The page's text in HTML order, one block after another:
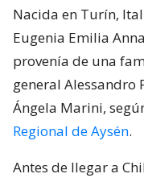
Nacida en Turín,
Eugenia Emilia
provenía de una
general Alessandro
Ángela Marini,
Regional de Aysén.
Antes de llegar a